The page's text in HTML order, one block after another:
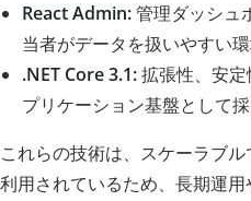
React Admin:管理ダッシュ
当者がデータを扱いやすい環
.NET Core 3.1:拡張性、安
プリケーション基盤として採
これらの技術は、スケーラブ
利用されているため、長期運